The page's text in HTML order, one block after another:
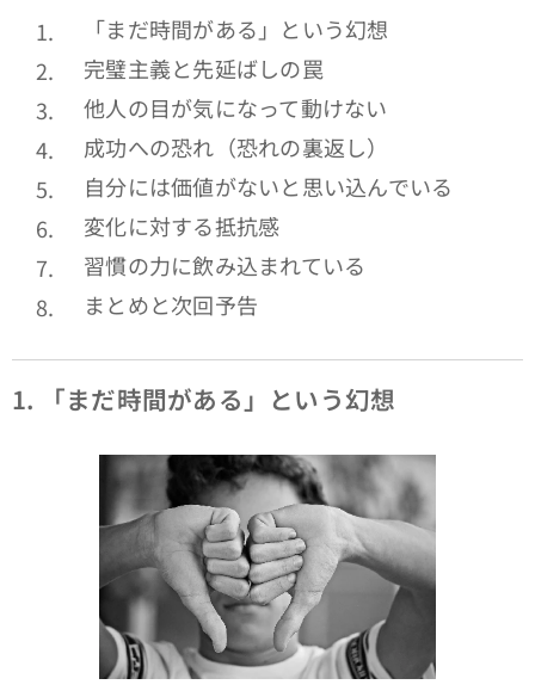
「まだ時間がある」という幻想
完璧主義と先延ばしの罠
他人の目が気になって動けない
成功への恐れ（恐れの裏返し）
自分には価値がないと思い込んでいる
変化に対する抵抗感
習慣の力に飲み込まれている
まとめと次回予告
1. 「まだ時間がある」という幻想